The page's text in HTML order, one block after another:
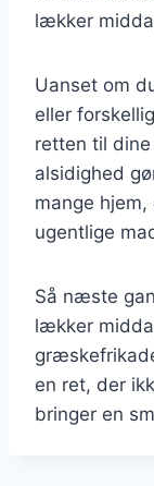
lækker
Uanset om
eller
retten til
alsidighed
mange
ugentlige
Så næste
lækker
en ret, der
bringer en